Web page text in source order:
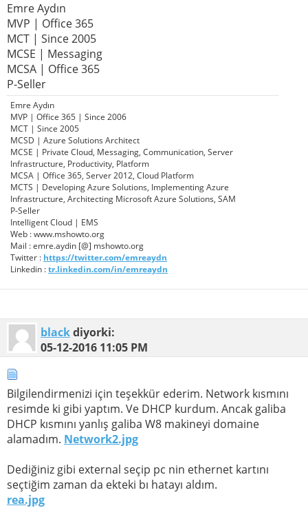
Emre Aydın
MVP | Office 365
MCT | Since 2005
MCSE | Messaging
MCSA | Office 365
P-Seller
Emre Aydın
MVP | Office 365 | Since 2006
MCT | Since 2005
MCSD | Azure Solutions Architect
MCSE | Private Cloud, Messaging, Communication, Server
Infrastructure, Productivity, Platform
MCSA | Office 365, Server 2012, Cloud Platform
MCTS | Developing Azure Solutions, Implementing Azure
Infrastructure, Architecting Microsoft Azure Solutions, SAM
P-Seller
Intelligent Cloud | EMS
Web : www.mshowto.org
Mail : emre.aydin [@] mshowto.org
Twitter : https://twitter.com/emreaydn
Linkedin :tr.linkedin.com/in/emreaydn
blackdiyorki:
05-12-2016 11:05 PM
Bilgilendirmenizi için teşekkür ederim. Network kısmını
resimde ki gibi yaptım. Ve DHCP kurdum. Ancak galiba
DHCP kısmını yanlış galiba W8 makineyi domaine
alamadım. Network2.jpg
Dediğiniz gibi external seçip pc nin ethernet kartını
seçtiğim zaman da ekteki bı hatayı aldım.
rea.jpg